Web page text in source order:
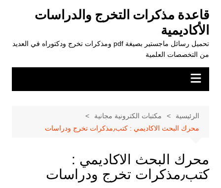
المحتوى
قاعدة مذكرات التخرج والدراسات
الأكاديمية
تحميل رسائل ماجستير بصيغة pdf ومذكرات تخرج ودكتوراه في العديد
من التخصصات العلمية
الرئيسية
مكتبات الكترونية مجانية
محرك البحث الاكاديمي : كتب٫مذكرات تخرج ودراسات
محرك البحث الاكاديمي :
كتب٫مذكرات تخرج ودراسات